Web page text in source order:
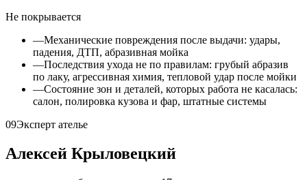
Не покрывается
—Механические повреждения после выдачи: удары,
падения, ДТП, абразивная мойка
—Последствия ухода не по правилам: грубый абразив
по лаку, агрессивная химия, тепловой удар после мойки
—Состояние зон и деталей, которых работа не касалась:
салон, полировка кузова и фар, штатные системы
09Эксперт ателье
Алексей Крыловецкий